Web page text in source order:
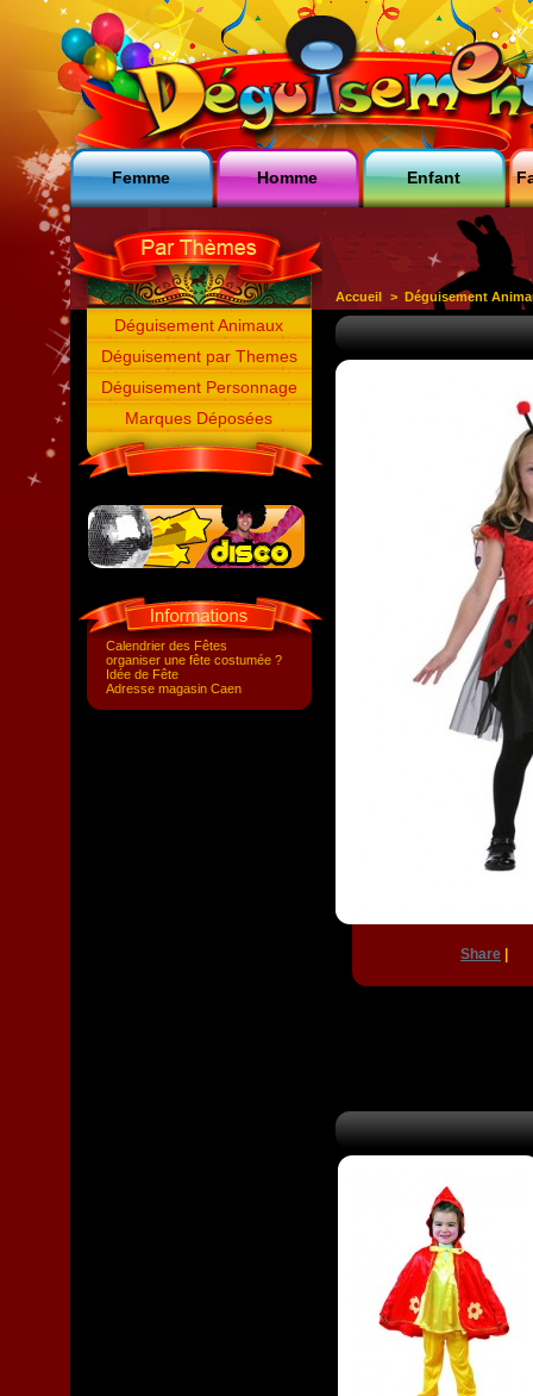
Femme Homme Enfant
Déguisement Animaux
Déguisement par Themes
Déguisement Personnage
Marques Déposées
Calendrier des Fêtes
organiser une fête costumée ?
Idée de Fête
Adresse magasin Caen
Accueil > Déguisement
Share